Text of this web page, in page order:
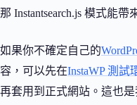
那 Instantsearch.js 模式能帶
如果你不確定自己的
容，可以先在InstaWP 測試
再套用到正式網站。這也